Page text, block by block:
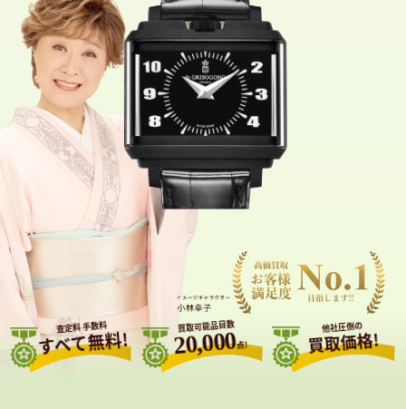
査定料 手数料
すべて無料!
買取可能品目数
20,000点!
他社圧倒の
買取価格!